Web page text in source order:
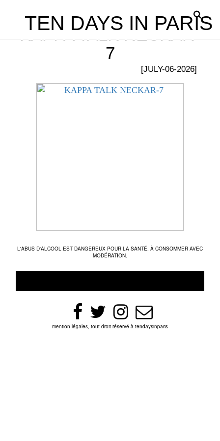
TEN DAYS IN PARIS
KAPPA TALK NECKAR-
7
[JULY-06-2026]
L'ABUS D'ALCOOL EST DANGEREUX POUR LA SANTÉ. À CONSOMMER AVEC
MODÉRATION.
mention légales, tout droit réservé à tendaysinparis